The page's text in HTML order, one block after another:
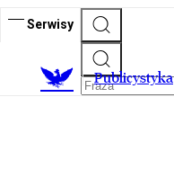
Serwisy
Publicystyka